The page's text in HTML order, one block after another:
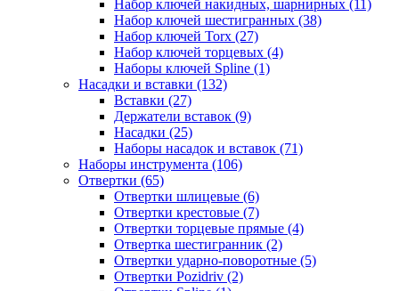
Набор ключей накидных, шарнирных (11)
Набор ключей шестигранных (38)
Набор ключей Torx (27)
Набор ключей торцевых (4)
Наборы ключей Spline (1)
Насадки и вставки (132)
Вставки (27)
Держатели вставок (9)
Насадки (25)
Наборы насадок и вставок (71)
Наборы инструмента (106)
Отвертки (65)
Отвертки шлицевые (6)
Отвертки крестовые (7)
Отвертки торцевые прямые (4)
Отвертка шестигранник (2)
Отвертки ударно-поворотные (5)
Отвертки Pozidriv (2)